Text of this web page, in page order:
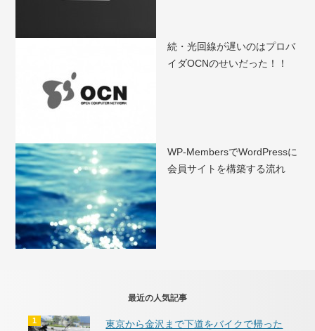
続・光回線が遅いのはプロバ
イダOCNのせいだった！！
WP-MembersでWordPressに
会員サイトを構築する流れ
最近の人気記事
東京から金沢まで下道をバイクで帰った